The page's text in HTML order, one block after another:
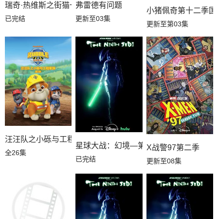
第08集 第07集 第06集
第02集 第01集
瑞奇·热维斯之街猫一族
已完结
弗雷德有问题
更新至03集
小猪佩奇第十二季国
更新至第03集
汪汪队之小砾与工程家族第三季国语
全26集
星球大战：幻境—第九个绝地武士
已完结
X战警97第二季
更新至08集